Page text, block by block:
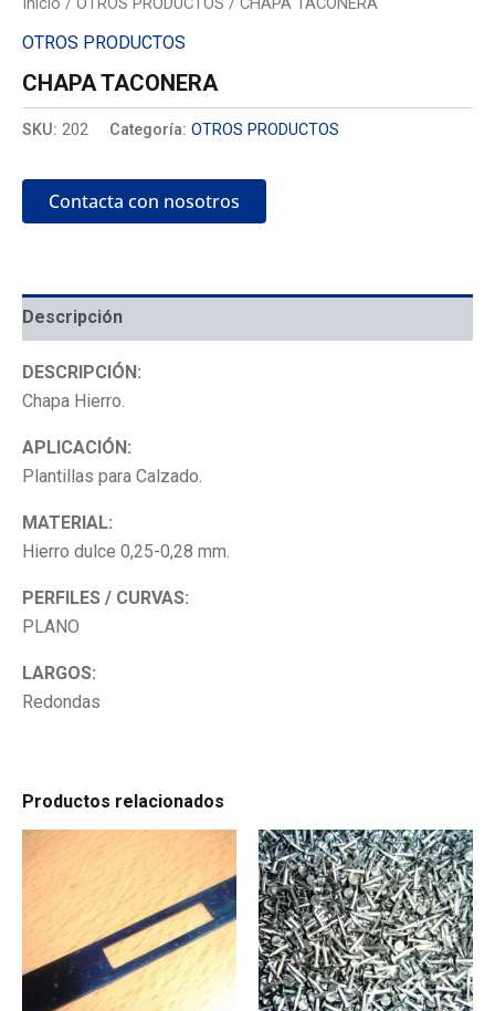
OTROS PRODUCTOS
CHAPA TACONERA
SKU: 202 Categoría: OTROS PRODUCTOS
Contacta con nosotros
Descripción
DESCRIPCIÓN:
Chapa Hierro.
APLICACIÓN:
Plantillas para Calzado.
MATERIAL:
Hierro dulce 0,25-0,28 mm.
PERFILES / CURVAS:
PLANO
LARGOS:
Redondas
Productos relacionados